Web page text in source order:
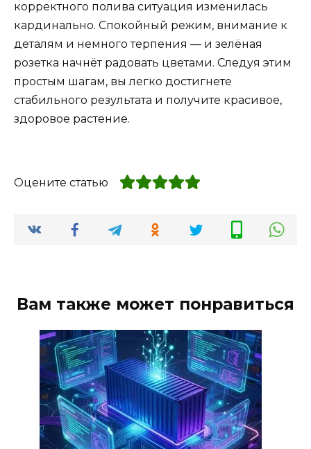
корректного полива ситуация изменилась
кардинально. Спокойный режим, внимание к
деталям и немного терпения — и зелёная
розетка начнёт радовать цветами. Следуя этим
простым шагам, вы легко достигнете
стабильного результата и получите красивое,
здоровое растение.
Оцените статью
Вам также может понравиться